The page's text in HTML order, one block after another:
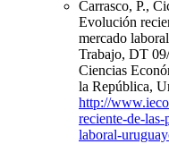
Carrasco, P.,
Evolución
mercado
Trabajo, DT
Ciencias
la República,
http://
reciente-de-
laboral-